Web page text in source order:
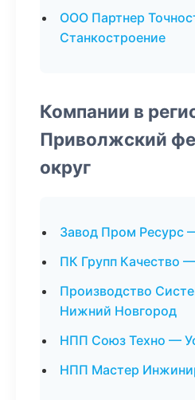
ООО Партнер
Станкостроение
Компании в
Приволжский
округ
Завод Пром Ресурс
ПК Групп Качество
Производство
Нижний Новгород
НПП Союз Техно —
НПП Мастер